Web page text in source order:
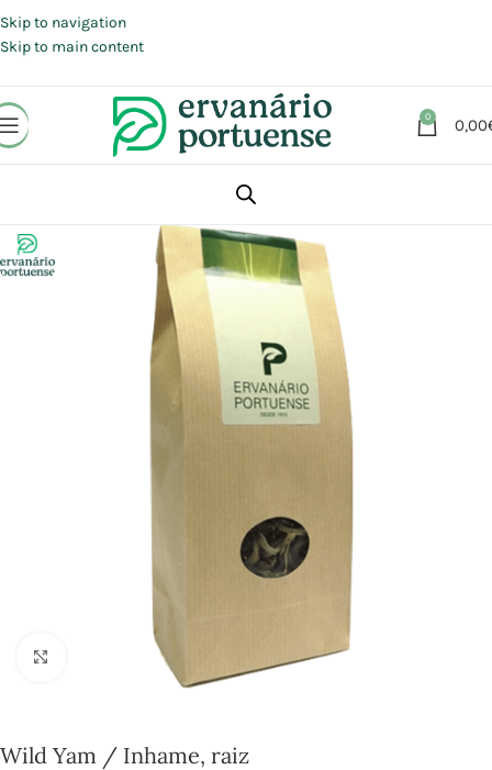
Skip to navigation
Skip to main content
0 0,00
Click to enlarge
Wild Yam / Inhame, raiz